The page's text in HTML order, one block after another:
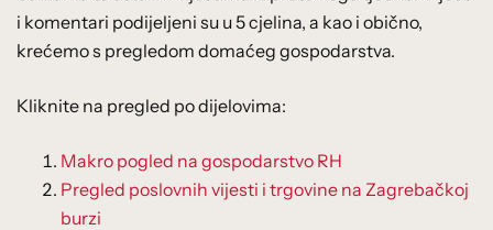
i komentari podijeljeni su u 5 cjelina, a kao i obično,
krećemo s pregledom domaćeg gospodarstva.
Kliknite na pregled po dijelovima:
Makro pogled na gospodarstvo RH
Pregled poslovnih vijesti i trgovine na Zagrebačkoj
burzi